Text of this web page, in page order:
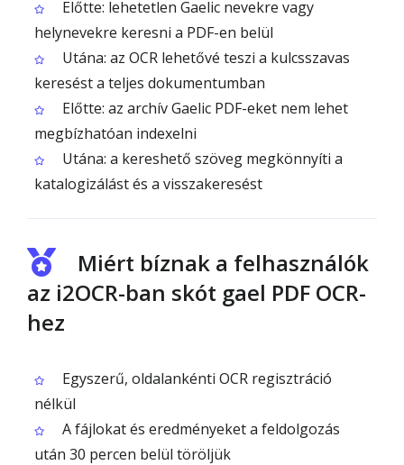
Előtte: lehetetlen Gaelic nevekre vagy
helynevekre keresni a PDF-en belül
Utána: az OCR lehetővé teszi a kulcsszavas
keresést a teljes dokumentumban
Előtte: az archív Gaelic PDF-eket nem lehet
megbízhatóan indexelni
Utána: a kereshető szöveg megkönnyíti a
katalogizálást és a visszakeresést
Miért bíznak a felhasználók
az i2OCR-ban skót gael PDF OCR-
hez
Egyszerű, oldalankénti OCR regisztráció
nélkül
A fájlokat és eredményeket a feldolgozás
után 30 percen belül töröljük